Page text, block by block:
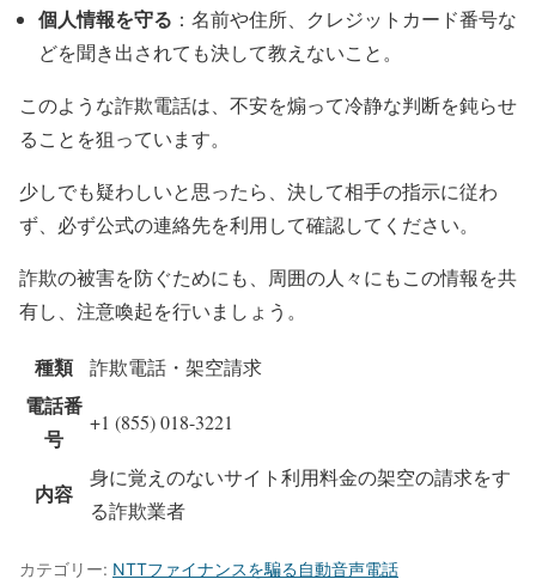
個人情報を守る ：名前や住所、クレジットカード番号な
どを聞き出されても決して教えないこと。
このような詐欺電話は、不安を煽って冷静な判断を鈍らせ
ることを狙っています。
少しでも疑わしいと思ったら、決して相手の指示に従わ
ず、必ず公式の連絡先を利用して確認してください。
詐欺の被害を防ぐためにも、周囲の人々にもこの情報を共
有し、注意喚起を行いましょう。
種類 詐欺電話・架空請求
電話番
号
+1 (855) 018-3221
内容
身に覚えのないサイト利用料金の架空の請求をす
る詐欺業者
カテゴリー: NTTファイナンスを騙る自動音声電話